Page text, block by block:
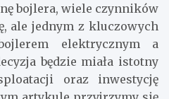
bojlera, wiele czynników
ale jednym z kluczowych
elektrycznym a
będzie miała istotny
oraz inwestycję